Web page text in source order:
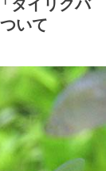
タイリクバ
いて